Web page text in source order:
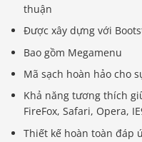
thuận
Được xây dựng với
Bao gồm Megamenu
Mã sạch hoàn hảo cho
Khả năng tương thích
FireFox, Safari, Opera,
Thiết kế hoàn toàn đáp